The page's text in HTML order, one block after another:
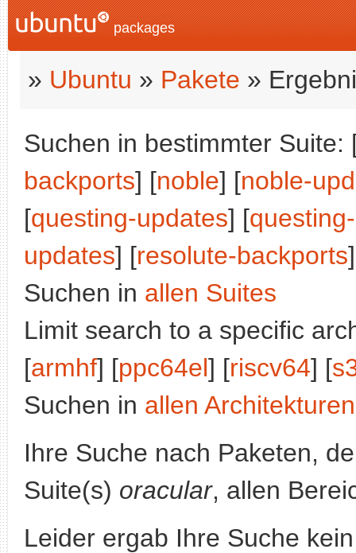
packages
» Ubuntu » Pakete »
Suchen in bestimmter Suite:
backports] [noble] [noble-
[questing-updates] [
updates] [resolute-backports
Suchen in allen Suites
Limit search to a specific
[armhf] [ppc64el] [riscv64] [
Suchen in allen Architekturen
Ihre Suche nach Paketen,
Suite(s) oracular, allen
Leider ergab Ihre Suche